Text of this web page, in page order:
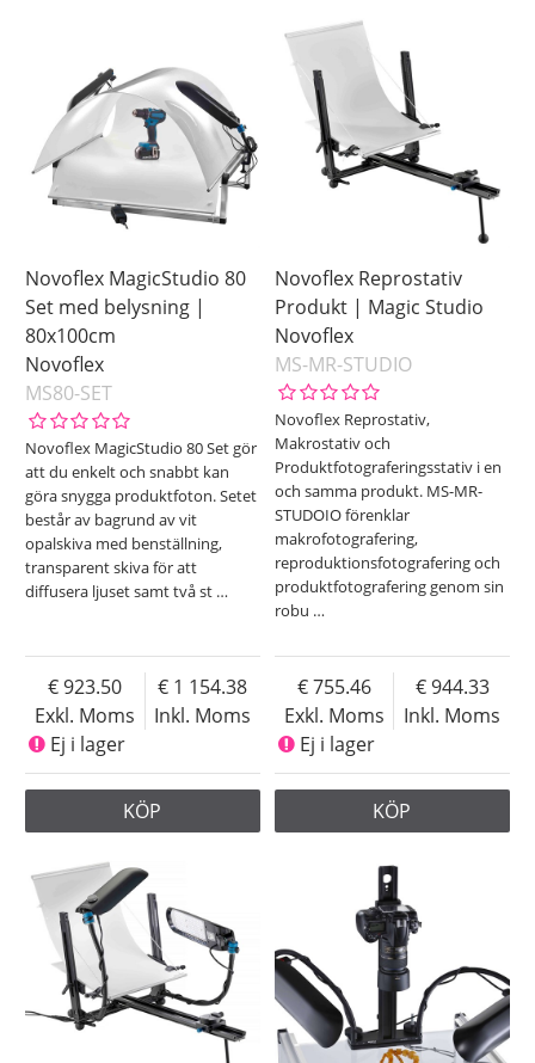
Novoflex MagicStudio 80
Set med belysning |
80x100cm
Novoflex
MS80-SET
Novoflex MagicStudio 80 Set gör
att du enkelt och snabbt kan
göra snygga produktfoton. Setet
består av bagrund av vit
opalskiva med benställning,
transparent skiva för att
diffusera ljuset samt två st …
Exkl. Moms
923.50
Inkl. Moms
1 154.38
Ej i lager
KÖP
Novoflex Reprostativ
Produkt | Magic Studio
Novoflex
MS-MR-STUDIO
Novoflex Reprostativ,
Makrostativ och
Produktfotograferingsstativ i en
och samma produkt. MS-MR-
STUDOIO förenklar
makrofotografering,
reproduktionsfotografering och
produktfotografering genom sin
robu …
Exkl. Moms
755.46
Inkl. Moms
944.33
Ej i lager
KÖP